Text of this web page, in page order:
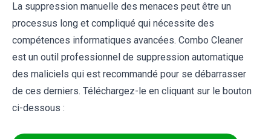
La suppression manuelle des menaces peut être un
processus long et compliqué qui nécessite des
compétences informatiques avancées. Combo Cleaner
est un outil professionnel de suppression automatique
des maliciels qui est recommandé pour se débarrasser
de ces derniers. Téléchargez-le en cliquant sur le bouton
ci-dessous :